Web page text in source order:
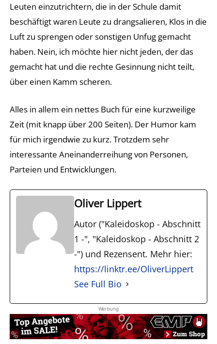
Leuten einzutrichtern, die in der Schule damit
beschäftigt waren Leute zu drangsalieren, Klos in die
Luft zu sprengen oder sonstigen Unfug gemacht
haben. Nein, ich möchte hier nicht jeden, der das
gemacht hat und die rechte Gesinnung nicht teilt,
über einen Kamm scheren.
Alles in allem ein nettes Buch für eine kurzweilige
Zeit (mit knapp über 200 Seiten). Der Humor kam
für mich irgendwie zu kurz. Trotzdem sehr
interessante Aneinanderreihung von Personen,
Parteien und Entwicklungen.
Oliver Lippert
Autor ("Kaleidoskop - Abschnitt
1 -", "Kaleidoskop - Abschnitt 2
-") und Rezensent. Mehr hier:
https://linktr.ee/OliverLippert
See Full Bio
Werbung